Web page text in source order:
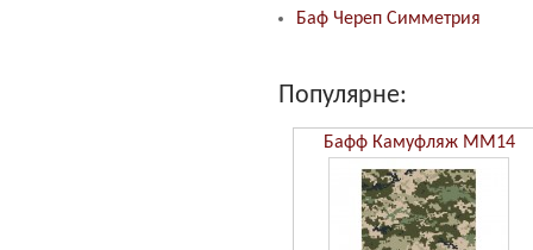
Баф Череп Симметрия
Популярне:
Бафф Камуфляж ММ14